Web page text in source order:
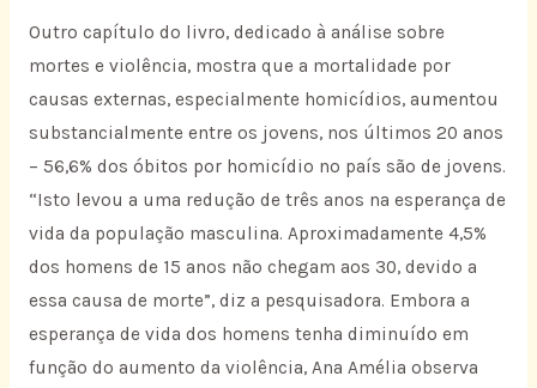
Outro capítulo do livro, dedicado à análise sobre
mortes e violência, mostra que a mortalidade por
causas externas, especialmente homicídios, aumentou
substancialmente entre os jovens, nos últimos 20 anos
– 56,6% dos óbitos por homicídio no país são de jovens.
“Isto levou a uma redução de três anos na esperança de
vida da população masculina. Aproximadamente 4,5%
dos homens de 15 anos não chegam aos 30, devido a
essa causa de morte”, diz a pesquisadora. Embora a
esperança de vida dos homens tenha diminuído em
função do aumento da violência, Ana Amélia observa